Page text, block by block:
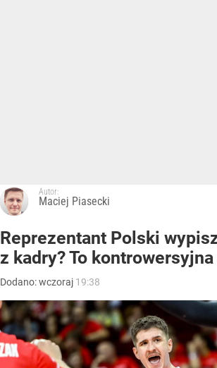
Autor:
Maciej Piasecki
Reprezentant Polski
z kadry? To
Dodano:wczoraj 19:38